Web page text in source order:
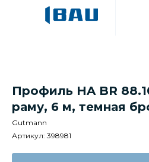
Профиль HA BR
раму, 6 м, темная
Gutmann
Артикул: 398981